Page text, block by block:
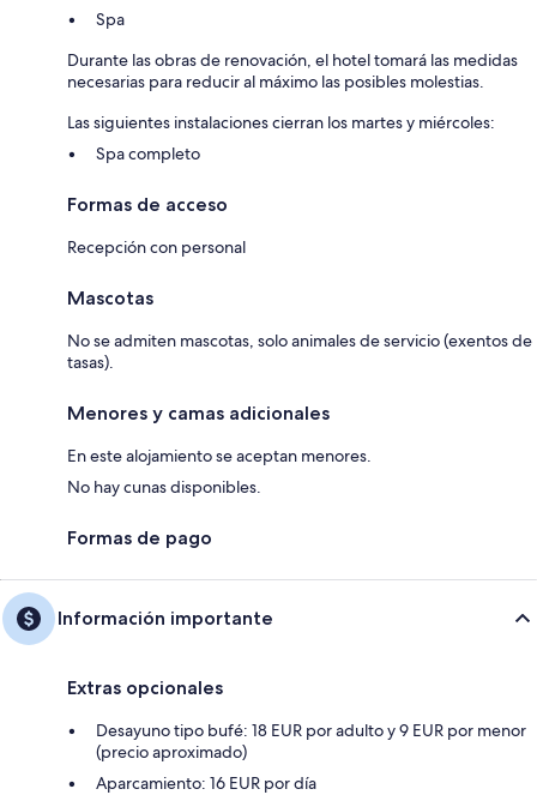
Spa
Durante las obras de renovación, el hotel tomará las medidas
necesarias para reducir al máximo las posibles molestias.
Las siguientes instalaciones cierran los martes y miércoles:
Spa completo
Formas de acceso
Recepción con personal
Mascotas
No se admiten mascotas, solo animales de servicio (exentos de
tasas).
Menores y camas adicionales
En este alojamiento se aceptan menores.
No hay cunas disponibles.
Formas de pago
Información importante
Extras opcionales
Desayuno tipo bufé: 18 EUR por adulto y 9 EUR por menor
(precio aproximado)
Aparcamiento: 16 EUR por día